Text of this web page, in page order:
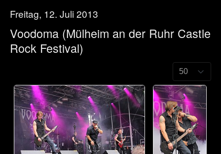
Freitag, 12. Juli 2013
Voodoma (Mülheim an der Ruhr Castle
Rock Festival)